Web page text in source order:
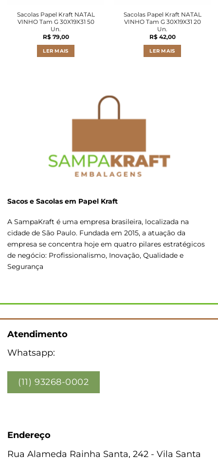
Sacolas Papel Kraft NATAL
VINHO Tam G 30X19X31 50
Un.
R$79,00
LER MAIS
Sacolas Papel Kraft NATAL
VINHO Tam G 30X19X31 20
Un.
R$42,00
LER MAIS
Sacos e Sacolas em Papel Kraft
A SampaKraft é uma empresa brasileira, localizada na
cidade de São Paulo. Fundada em 2015, a atuação da
empresa se concentra hoje em quatro pilares estratégicos
de negócio: Profissionalismo, Inovação, Qualidade e
Segurança
Atendimento
Whatsapp:
(11) 93268-0002
Endereço
Rua Alameda Rainha Santa, 242 - Vila Santa